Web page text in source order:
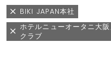
BIKI JAPAN本社
ホテルニューオータニ大
クラブ